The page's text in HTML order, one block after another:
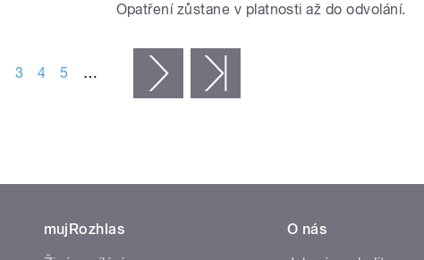
Opatření zůstane v platnosti až do odvolání.
3 4 5 … následující ›
mujRozhlas
O nás